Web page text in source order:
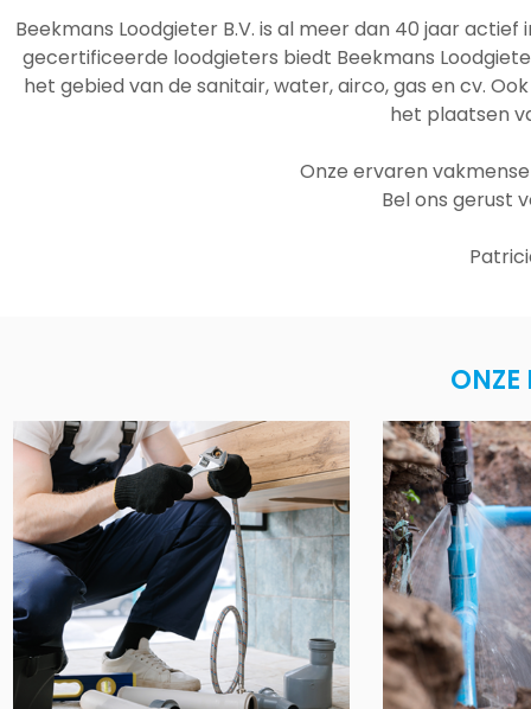
Beekmans Loodgieter B.V. is al meer dan 40 jaar
gecertificeerde loodgieters biedt Beekmans
het gebied van de sanitair, water, airco, gas en cv.
het plaatsen
Onze ervaren
Bel ons gerust
ONZE